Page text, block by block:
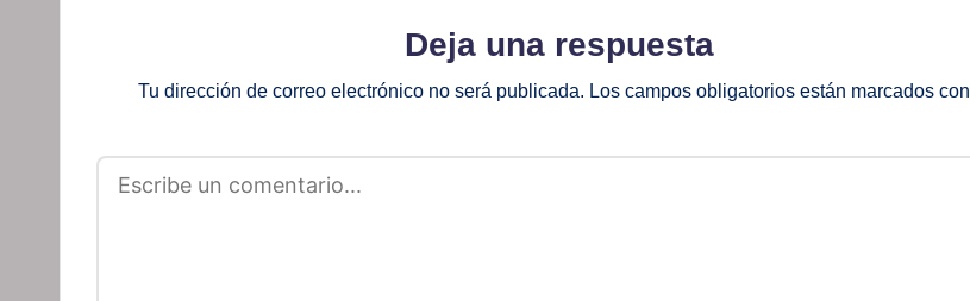
Deja una respuesta
Tu dirección de correo electrónico no será publicada. Los campos obligatorios están marcados con